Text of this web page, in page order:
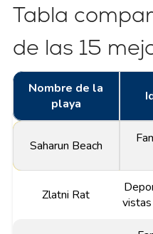
Tabla
de las 15
Nombre de la
playa
Saharun Beach
Zlatni Rat